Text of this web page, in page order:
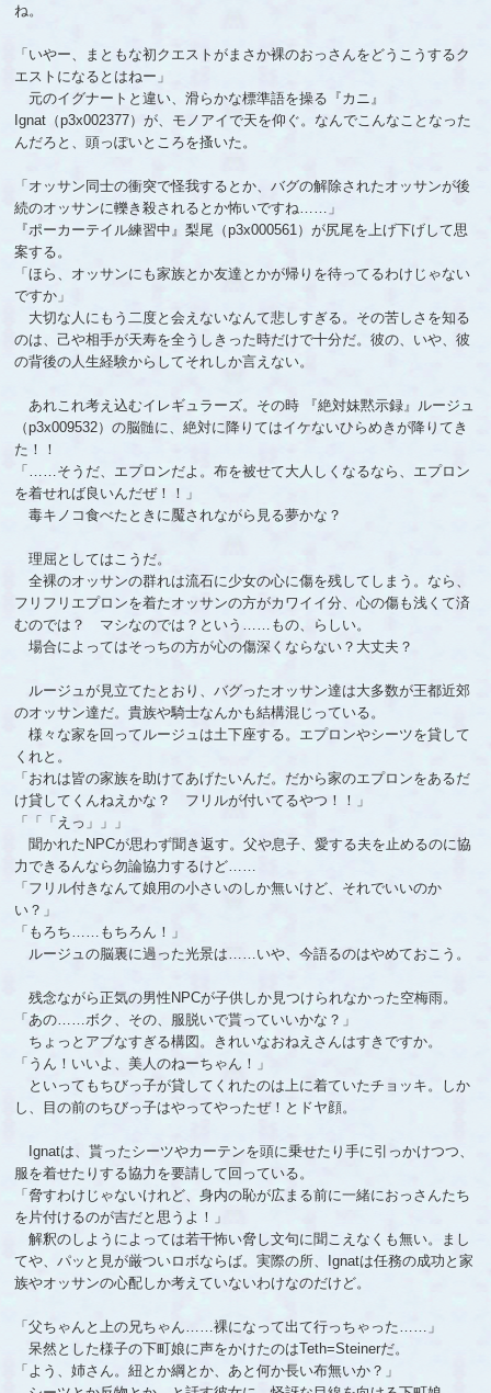
ね。
「いやー、まともな初クエストがまさか裸のおっさんをどうこうするク
エストになるとはねー」
元のイグナートと違い、滑らかな標準語を操る『カニ』
Ignat（p3x002377）が、モノアイで天を仰ぐ。なんでこんなことなった
んだろと、頭っぽいところを搔いた。
「オッサン同士の衝突で怪我するとか、バグの解除されたオッサンが後
続のオッサンに轢き殺されるとか怖いですね……」
『ポーカーテイル練習中』梨尾（p3x000561）が尻尾を上げ下げして思
案する。
「ほら、オッサンにも家族とか友達とかが帰りを待ってるわけじゃない
ですか」
大切な人にもう二度と会えないなんて悲しすぎる。その苦しさを知る
のは、己や相手が天寿を全うしきった時だけで十分だ。彼の、いや、彼
の背後の人生経験からしてそれしか言えない。
あれこれ考え込むイレギュラーズ。その時 『絶対妹黙示録』ルージュ
（p3x009532）の脳髄に、絶対に降りてはイケないひらめきが降りてき
た！！
「……そうだ、エプロンだよ。布を被せて大人しくなるなら、エプロン
を着せれば良いんだぜ！！」
毒キノコ食べたときに魘されながら見る夢かな？
理屈としてはこうだ。
全裸のオッサンの群れは流石に少女の心に傷を残してしまう。なら、
フリフリエプロンを着たオッサンの方がカワイイ分、心の傷も浅くて済
むのでは？ マシなのでは？という……もの、らしい。
場合によってはそっちの方が心の傷深くならない？大丈夫？
ルージュが見立てたとおり、バグったオッサン達は大多数が王都近郊
のオッサン達だ。貴族や騎士なんかも結構混じっている。
様々な家を回ってルージュは土下座する。エプロンやシーツを貸して
くれと。
「おれは皆の家族を助けてあげたいんだ。だから家のエプロンをあるだ
け貸してくんねえかな？ フリルが付いてるやつ！！」
「「「えっ」」」
聞かれたNPCが思わず聞き返す。父や息子、愛する夫を止めるのに協
力できるんなら勿論協力するけど……
「フリル付きなんて娘用の小さいのしか無いけど、それでいいのか
い？」
「もろち……もちろん！」
ルージュの脳裏に過った光景は……いや、今語るのはやめておこう。
残念ながら正気の男性NPCが子供しか見つけられなかった空梅雨。
「あの……ボク、その、服脱いで貰っていいかな？」
ちょっとアブなすぎる構図。きれいなおねえさんはすきですか。
「うん！いいよ、美人のねーちゃん！」
といってもちびっ子が貸してくれたのは上に着ていたチョッキ。しか
し、目の前のちびっ子はやってやったぜ！とドヤ顔。
Ignatは、貰ったシーツやカーテンを頭に乗せたり手に引っかけつつ、
服を着せたりする協力を要請して回っている。
「脅すわけじゃないけれど、身内の恥が広まる前に一緒におっさんたち
を片付けるのが吉だと思うよ！」
解釈のしようによっては若干怖い脅し文句に聞こえなくも無い。まし
てや、パッと見が厳ついロボならば。実際の所、Ignatは任務の成功と家
族やオッサンの心配しか考えていないわけなのだけど。
「父ちゃんと上の兄ちゃん……裸になって出て行っちゃった……」
呆然とした様子の下町娘に声をかけたのはTeth=Steinerだ。
「よう、姉さん。紐とか綱とか、あと何か長い布無いか？」